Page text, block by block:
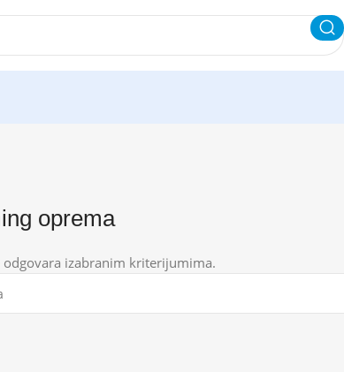
oprema
izabranim kriterijumima.